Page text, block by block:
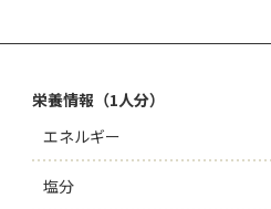
栄養情報（1人分）
エネルギー
塩分